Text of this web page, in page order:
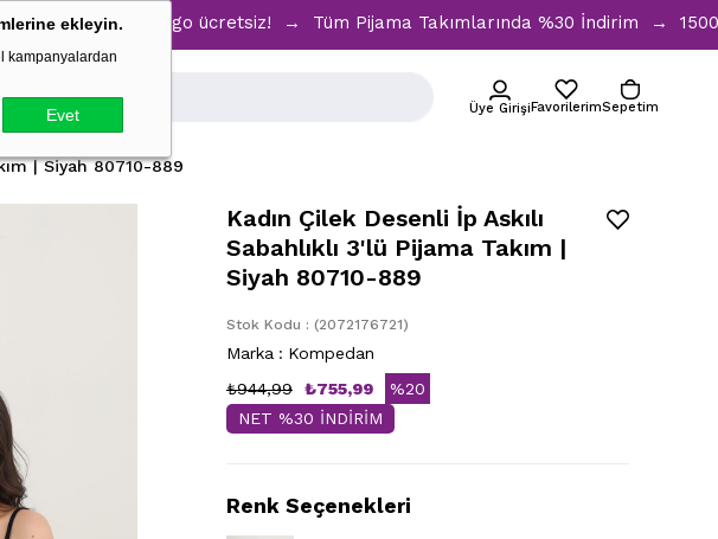
ekleyin.
kampanyalardan
Evet
kargo ücretsiz! → Tüm Pijama Takımlarında %30 İndirim → 1500
Üye GirişiFavorilerimSepetim
| Siyah 80710-889
Kadın Çilek Desenli İp Askılı
Sabahlıklı 3'lü Pijama Takım |
Siyah 80710-889
Stok Kodu (2072176721)
Marka : Kompedan
₺944,99
₺755,99 %20
NET %30 İNDİRİM
Renk Seçenekleri